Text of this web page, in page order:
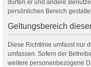
dürfen er und andere
persönlichen Bereich
Geltungsbereich
Diese Richtlinie umfasst nur
umfassen. Sofern der
weitere personenbezogene